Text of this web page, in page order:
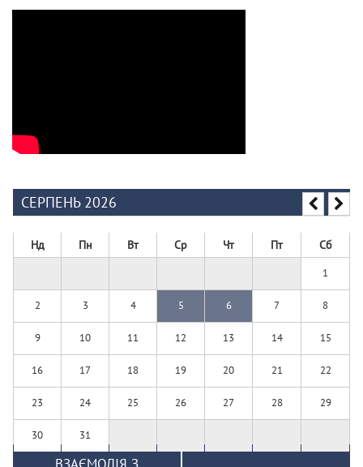
СЕРПЕНЬ 2026
Нд Пн Вт Ср Чт Пт Сб
1
2 3 4 5 6 7 8
9 10 11 12 13 14 15
16 17 18 19 20 21 22
23 24 25 26 27 28 29
30 31
ВЗАЄМОДІЯ З